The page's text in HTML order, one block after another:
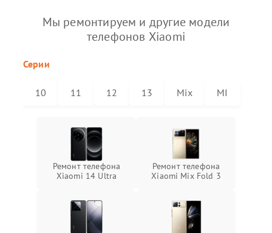
Мы ремонтируем и другие модели
телефонов Xiaomi
Серии
10 11 12 13 Mix MI
Ремонт телефона
Xiaomi 14 Ultra
Ремонт телефона
Xiaomi Mix Fold 3